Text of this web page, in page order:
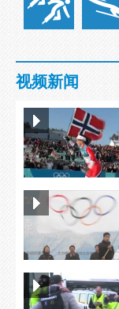
视频新闻